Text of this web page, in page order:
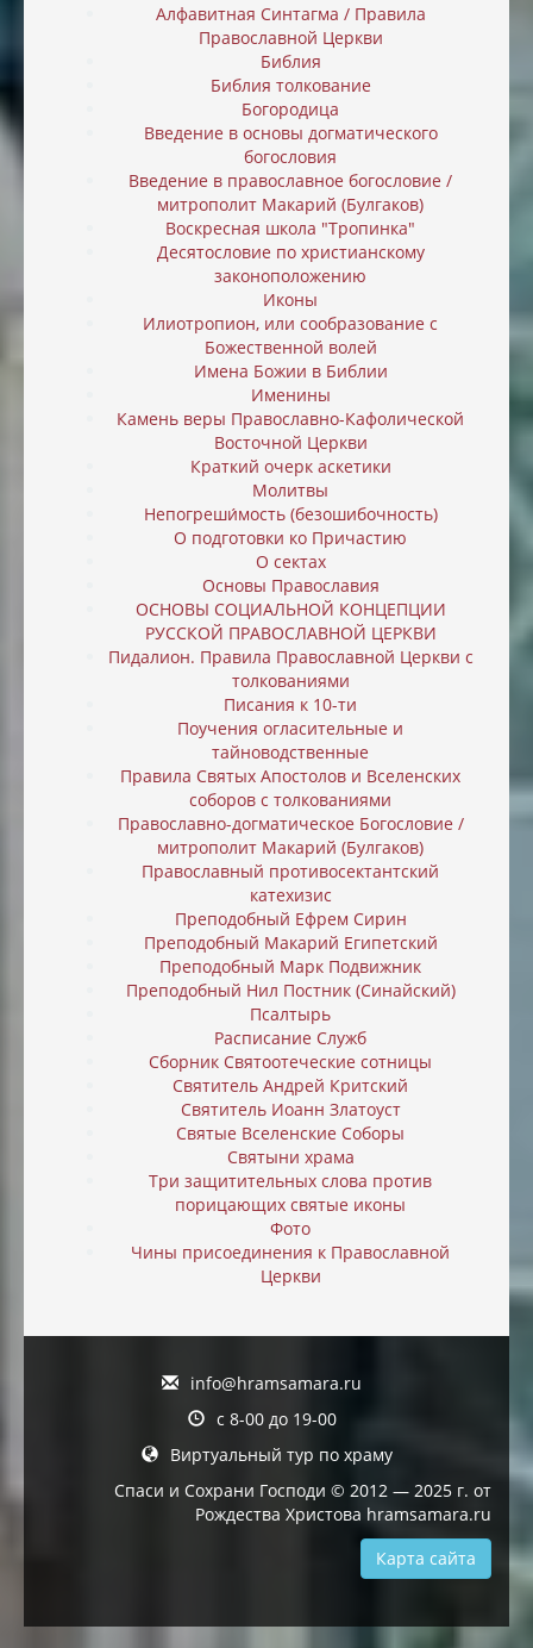
Алфавитная Синтагма / Правила
Православной Церкви
Библия
Библия толкование
Богородица
Введение в основы догматического
богословия
Введение в православное богословие /
митрополит Макарий (Булгаков)
Воскресная школа "Тропинка"
Десятословие по христианскому
законоположению
Иконы
Илиотропион, или cообразование с
Божественной волей
Имена Божии в Библии
Именины
Камень веры Православно-Кафолической
Восточной Церкви
Краткий очерк аскетики
Молитвы
Непогреши́мость (безошибочность)
О подготовки ко Причастию
О сектах
Основы Православия
ОСНОВЫ СОЦИАЛЬНОЙ КОНЦЕПЦИИ
РУССКОЙ ПРАВОСЛАВНОЙ ЦЕРКВИ
Пидалион. Правила Православной Церкви с
толкованиями
Писания к 10-ти
Поучения огласительные и
тайноводственные
Правила Святых Апостолов и Вселенских
соборов с толкованиями
Православно-догматическое Богословие /
митрополит Макарий (Булгаков)
Православный противосектантский
катехизис
Преподобный Ефрем Сирин
Преподобный Макарий Египетский
Преподобный Марк Подвижник
Преподобный Нил Постник (Синайский)
Псалтырь
Расписание Служб
Сборник Святоотеческие сотницы
Святитель Андрей Критский
Святитель Иоанн Златоуст
Святые Вселенские Соборы
Святыни храма
Три защитительных слова против
порицающих святые иконы
Фото
Чины присоединения к Православной
Церкви
info@hramsamara.ru
с 8-00 до 19-00
Виртуальный тур по храму
Спаси и Сохрани Господи © 2012 — 2025 г. от
Рождества Христова hramsamara.ru
Карта сайта